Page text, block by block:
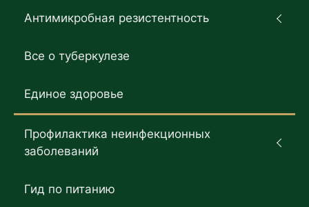
Антимикробная резистентность
Все о туберкулезе
Единое здоровье
Профилактика неинфекционных
заболеваний
Гид по питанию